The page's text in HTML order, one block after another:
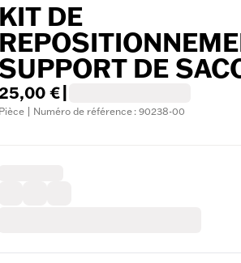
KIT DE
SUPPORT DE
€
Pièce | Numéro de référence : 90238-00